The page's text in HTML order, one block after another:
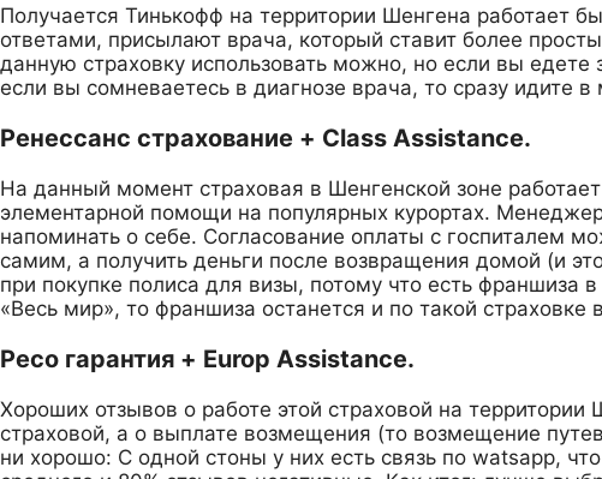
Получается Тинькофф на территории Шенгена работает
ответами, присылают врача, который ставит более
данную страховку использовать можно, но если вы
если вы сомневаетесь в диагнозе врача, то сразу идите
Ренессанс страхование + Class Assistance.
На данный момент страховая в Шенгенской зоне
элементарной помощи на популярных курортах.
напоминать о себе. Согласование оплаты с госпиталем
самим, а получить деньги после возвращения домой (и
при покупке полиса для визы, потому что есть
«Весь мир», то франшиза останется и по такой страховке
Ресо гарантия + Europ Assistance.
Хороших отзывов о работе этой страховой на
страховой, а о выплате возмещения (то возмещение
ни хорошо: С одной стоны у них есть связь по watsapp,